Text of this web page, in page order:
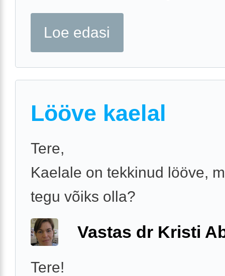
Loe edasi
Lööve kaelal
Tere,
Kaelale on tekkinud lööve,
tegu võiks olla?
Vastas dr Kristi
Tere!